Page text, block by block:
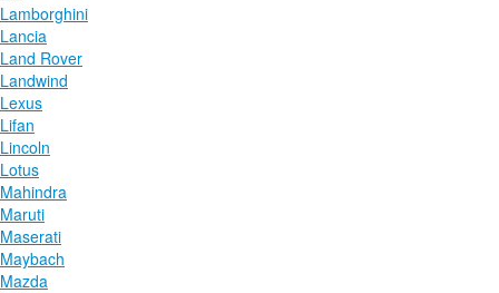
Lamborghini
Lancia
Land Rover
Landwind
Lexus
Lifan
Lincoln
Lotus
Mahindra
Maruti
Maserati
Maybach
Mazda